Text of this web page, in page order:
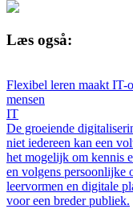
Læs også:
Flexibel leren maakt IT-
mensen
IT
De groeiende
niet iedereen kan een
het mogelijk om kennis
en volgens persoonlijke
leervormen en digitale
voor een breder publiek.